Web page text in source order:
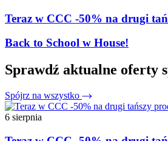
Teraz w CCC -50% na drugi
Back to School w House!
Sprawdź aktualne oferty
Spójrz na wszystko
6 sierpnia